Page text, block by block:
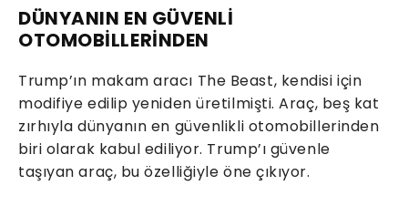
DÜNYANIN EN GÜVENLİ
OTOMOBİLLERİNDEN
Trump’ın makam aracı The Beast, kendisi için
modifiye edilip yeniden üretilmişti. Araç, beş kat
zırhıyla dünyanın en güvenlikli otomobillerinden
biri olarak kabul ediliyor. Trump’ı güvenle
taşıyan araç, bu özelliğiyle öne çıkıyor.